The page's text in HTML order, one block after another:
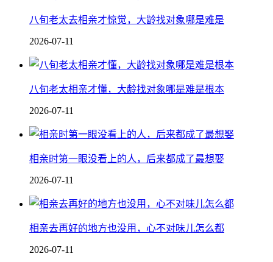
八旬老太去相亲才惊觉，大龄找对象哪是难是
2026-07-11
八旬老太相亲才懂，大龄找对象哪是难是根本
2026-07-11
相亲时第一眼没看上的人，后来都成了最想娶
2026-07-11
相亲去再好的地方也没用，心不对味儿怎么都
2026-07-11